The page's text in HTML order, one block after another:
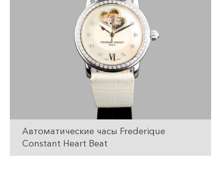
Автоматические часы Frederique
Constant Heart Beat